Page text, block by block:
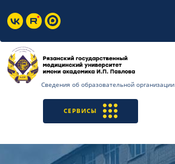
Сведения об образовательной организации
СЕРВИСЫ